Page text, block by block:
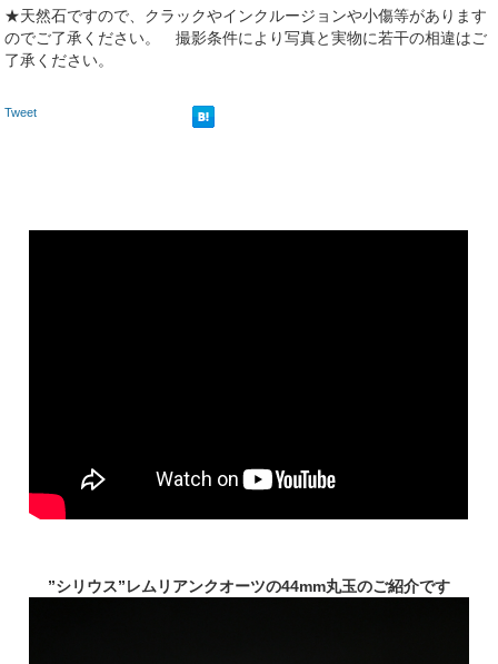
★天然石ですので、クラックやインクルージョンや小傷等があります
のでご了承ください。 撮影条件により写真と実物に若干の相違はご
了承ください。
Tweet
”シリウス”レムリアンクオーツの44mm丸玉のご紹介です